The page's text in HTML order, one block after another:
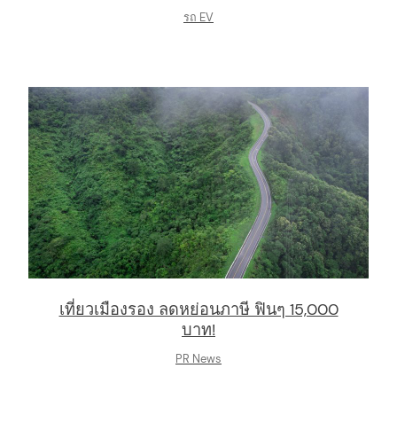
รถ EV
เที่ยวเมืองรอง ลดหย่อนภาษี ฟินๆ 15,000
บาท!
PR News